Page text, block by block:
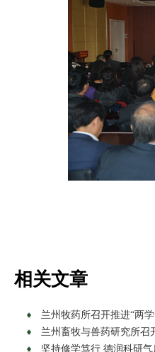
相关文章
兰州牧药所召开推进“两
兰州畜牧与兽药研究所召
坚持修学笃行 德润科研气